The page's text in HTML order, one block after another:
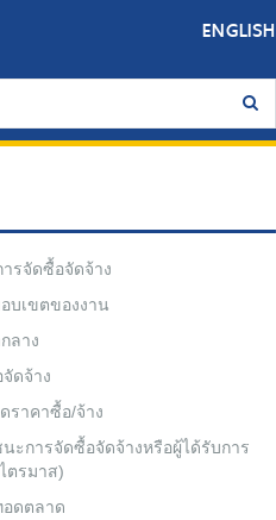
ENGLISH
รจัดซื้อจัดจ้าง
บเขตของงาน
ลาง
ดจ้าง
ราคาซื้อ/จ้าง
ะการจัดซื้อจัดจ้างหรือผู้ได้รับการ
ตรมาส)
ดตลาด